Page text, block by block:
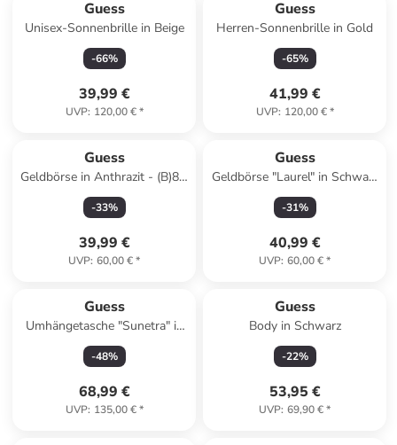
Guess
Unisex-Sonnenbrille in Beige
-66%
39,99 €
UVP: 120,00 €*
Guess
Herren-Sonnenbrille in Gold
-65%
41,99 €
UVP: 120,00 €*
Guess
Geldbörse in Anthrazit - (B)8 x
(H)12 x (T)2 cm
-33%
39,99 €
UVP: 60,00 €*
Guess
Geldbörse "Laurel" in Schwarz
- (B)14 x (H)9,5 x (T)2 cm
-31%
40,99 €
UVP: 60,00 €*
Guess
Umhängetasche "Sunetra" in
Schwarz - (B)27 x (H)16 x
(T)6,5 cm
-48%
68,99 €
UVP: 135,00 €*
Guess
Body in Schwarz
-22%
53,95 €
UVP: 69,90 €*